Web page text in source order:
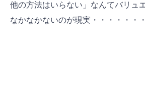
他の方法はいらない」なんてバリュ
なかなかないのが現実・・・・・・・